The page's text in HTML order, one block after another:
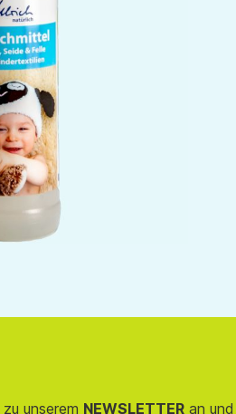
zu unserem NEWSLETTERan und